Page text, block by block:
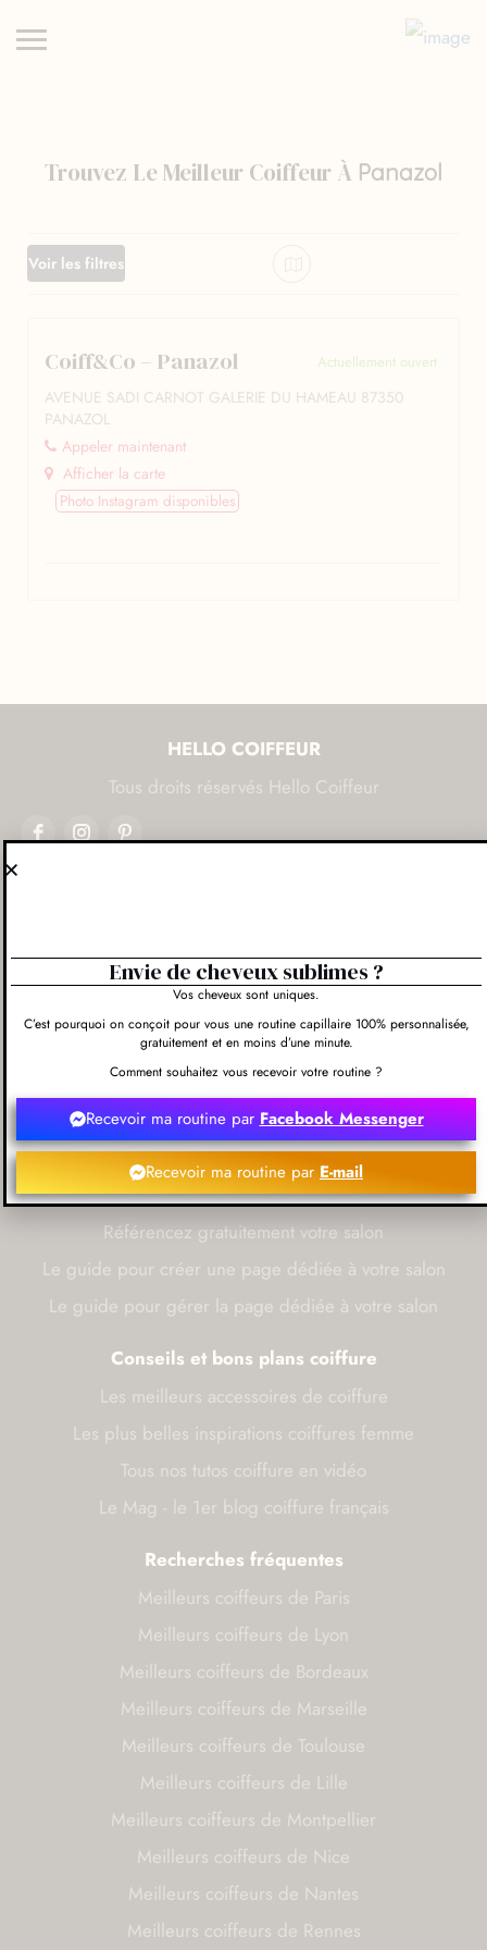
Trouvez Le Meilleur Coiffeur À Panazol
Voir les filtres
Coiff&Co – Panazol
AVENUE SADI CARNOT GALERIE DU HAMEAU 87350
PANAZOL
Appeler maintenant
Afficher la carte
Actuellement ouvert
Photo Instagram disponibles
HELLO COIFFEUR
Tous droits réservés Hello Coiffeur
Inspirations de coiffure femme
Programme Hello Hair Coach
Nos outils gratuits pour professionnels de la
coiffure
Tous nos outils, applications et guides gratuits pour
gérants de salon de coiffure
Nos conseils pour professionnels de la coiffure
Référencez gratuitement votre salon
Le guide pour créer une page dédiée à votre salon
Le guide pour gérer la page dédiée à votre salon
Conseils et bons plans coiffure
Les meilleurs accessoires de coiffure
Les plus belles inspirations coiffures femme
Tous nos tutos coiffure en vidéo
Le Mag - le 1er blog coiffure français
Recherches fréquentes
Meilleurs coiffeurs de Paris
Meilleurs coiffeurs de Lyon
Meilleurs coiffeurs de Bordeaux
Meilleurs coiffeurs de Marseille
Meilleurs coiffeurs de Toulouse
Meilleurs coiffeurs de Lille
Meilleurs coiffeurs de Montpellier
Meilleurs coiffeurs de Nice
Meilleurs coiffeurs de Nantes
Meilleurs coiffeurs de Rennes
Envie de cheveux sublimes ?
Vos cheveux sont uniques.
C’est pourquoi on conçoit pour vous une routine capillaire 100% personnalisée,
gratuitement et en moins d’une minute.
Comment souhaitez vous recevoir votre routine ?
Recevoir ma routine parFacebook Messenger
Recevoir ma routine par E-mail